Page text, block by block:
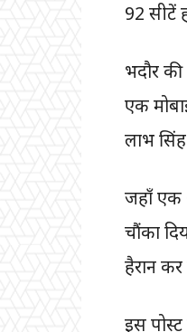
92 सीटें
भदौर
एक
लाभ
जहाँ एक
चौंका
हैरान कर
इस